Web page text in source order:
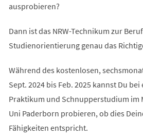
ausprobieren?
Dann ist das NRW-Technikum zur
Studienorientierung genau das
Während des kostenlosen,
Sept. 2024 bis Feb. 2025 kannst Du
Praktikum und Schnupperstudium im
Uni Paderborn probieren, ob dies
Fähigkeiten entspricht.